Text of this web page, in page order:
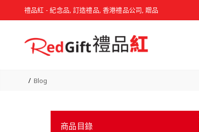
禮品紅 - 紀念品, 訂造禮品, 香港禮品公司, 贈品
Blog
商品目錄